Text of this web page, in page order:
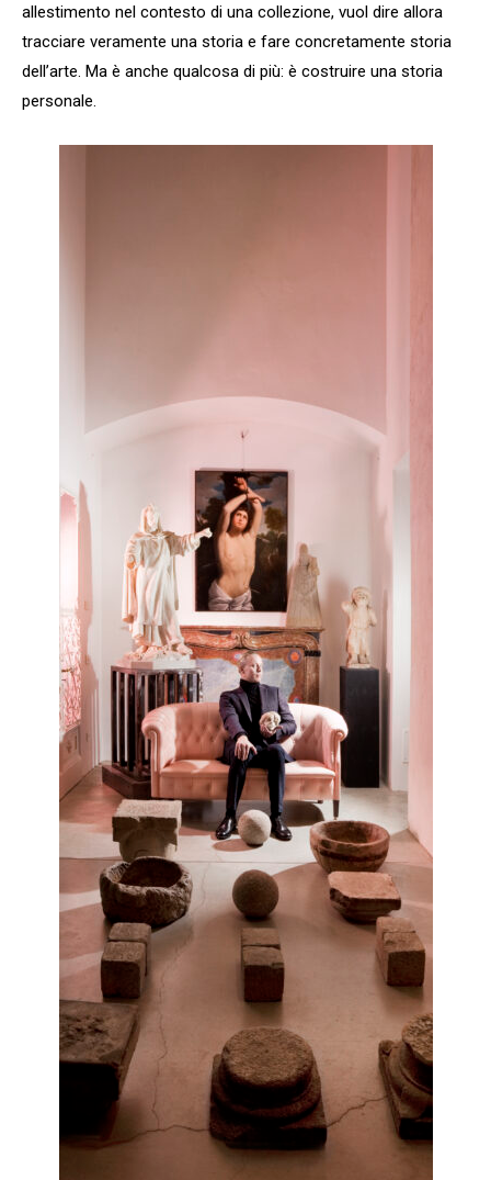
allestimento nel contesto di una collezione, vuol dire allora
tracciare veramente una storia e fare concretamente storia
dell’arte. Ma è anche qualcosa di più: è costruire una storia
personale.